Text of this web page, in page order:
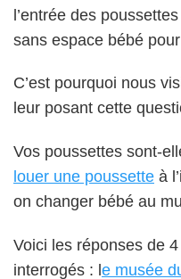
l’entrée des
sans espace bébé
C’est pourquoi nous
leur posant cette
Vos poussettes sont-
louer une poussette à
on changer bébé au
Voici les réponses de
interrogés : le musée